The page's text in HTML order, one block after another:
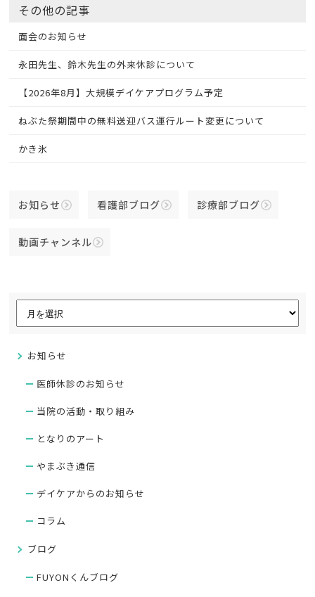
その他の記事
面会のお知らせ
永田先生、鈴木先生の外来休診について
【2026年8月】大規模デイケアプログラム予定
ねぶた祭期間中の無料送迎バス運行ルート変更について
かき氷
お知らせ 看護部ブログ 診療部ブログ
動画チャンネル
お知らせ
医師休診のお知らせ
当院の活動・取り組み
となりのアート
やまぶき通信
デイケアからのお知らせ
コラム
ブログ
FUYONくんブログ